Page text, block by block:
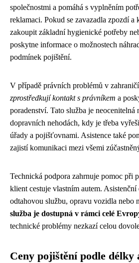
společnostmi a pomáhá s vyplněním
reklamaci. Pokud se zavazadla zpozdí a
zakoupit základní hygienické potřeby
poskytne informace o možnostech
podmínek pojištění.
V případě právních problémů v
zprostředkují kontakt s právníkem a
poradenství. Tato služba je neocenitelná
dopravních nehodách, kdy je třeba
úřady a pojišťovnami. Asistence také
zajistí komunikaci mezi všemi
Technická podpora zahrnuje pomoc při
klient cestuje vlastním autem.
odtahovou službu, opravu vozidla nebo
služba je dostupná v rámci celé
technické problémy nezkazí celou
Ceny pojištění podle délky